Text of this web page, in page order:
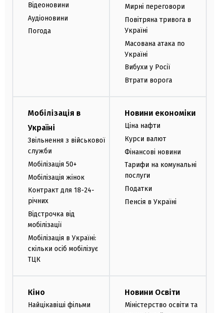
Відеоновини
Аудіоновини
Погода
Мирні переговори
Повітряна тривога в
Україні
Масована атака по
Україні
Вибухи у Росії
Втрати ворога
Мобілізація в
Україні
Звільнення з військової
служби
Мобілізація 50+
Мобілізація жінок
Контракт для 18-24-
річних
Відстрочка від
мобілізації
Мобілізація в Україні:
скільки осіб мобілізує
ТЦК
Новини економіки
Ціна нафти
Курси валют
Фінансові новини
Тарифи на комунальні
послуги
Податки
Пенсія в Україні
Кіно
Найцікавіші фільми
Новини Освіти
Міністерство освіти та